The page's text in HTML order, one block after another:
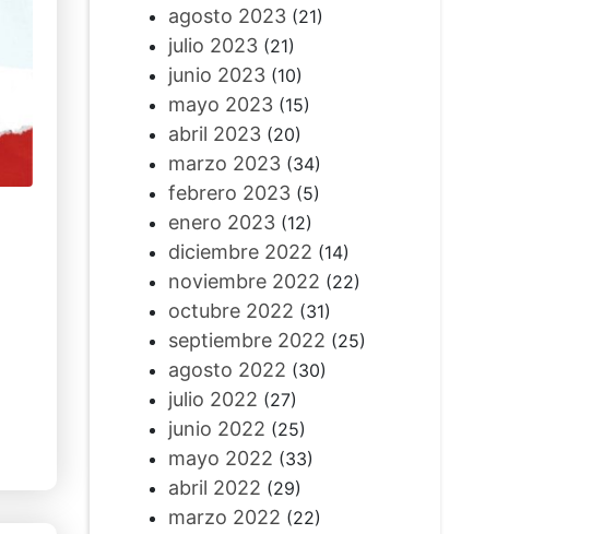
agosto 2023(21)
julio 2023(21)
junio 2023(10)
mayo 2023(15)
abril 2023(20)
marzo 2023(34)
febrero 2023(5)
enero 2023(12)
diciembre 2022 (14)
noviembre 2022 (22)
octubre 2022 (31)
septiembre 2022 (25)
agosto 2022 (30)
julio 2022 (27)
junio 2022 (25)
mayo 2022 (33)
abril 2022 (29)
marzo 2022 (22)